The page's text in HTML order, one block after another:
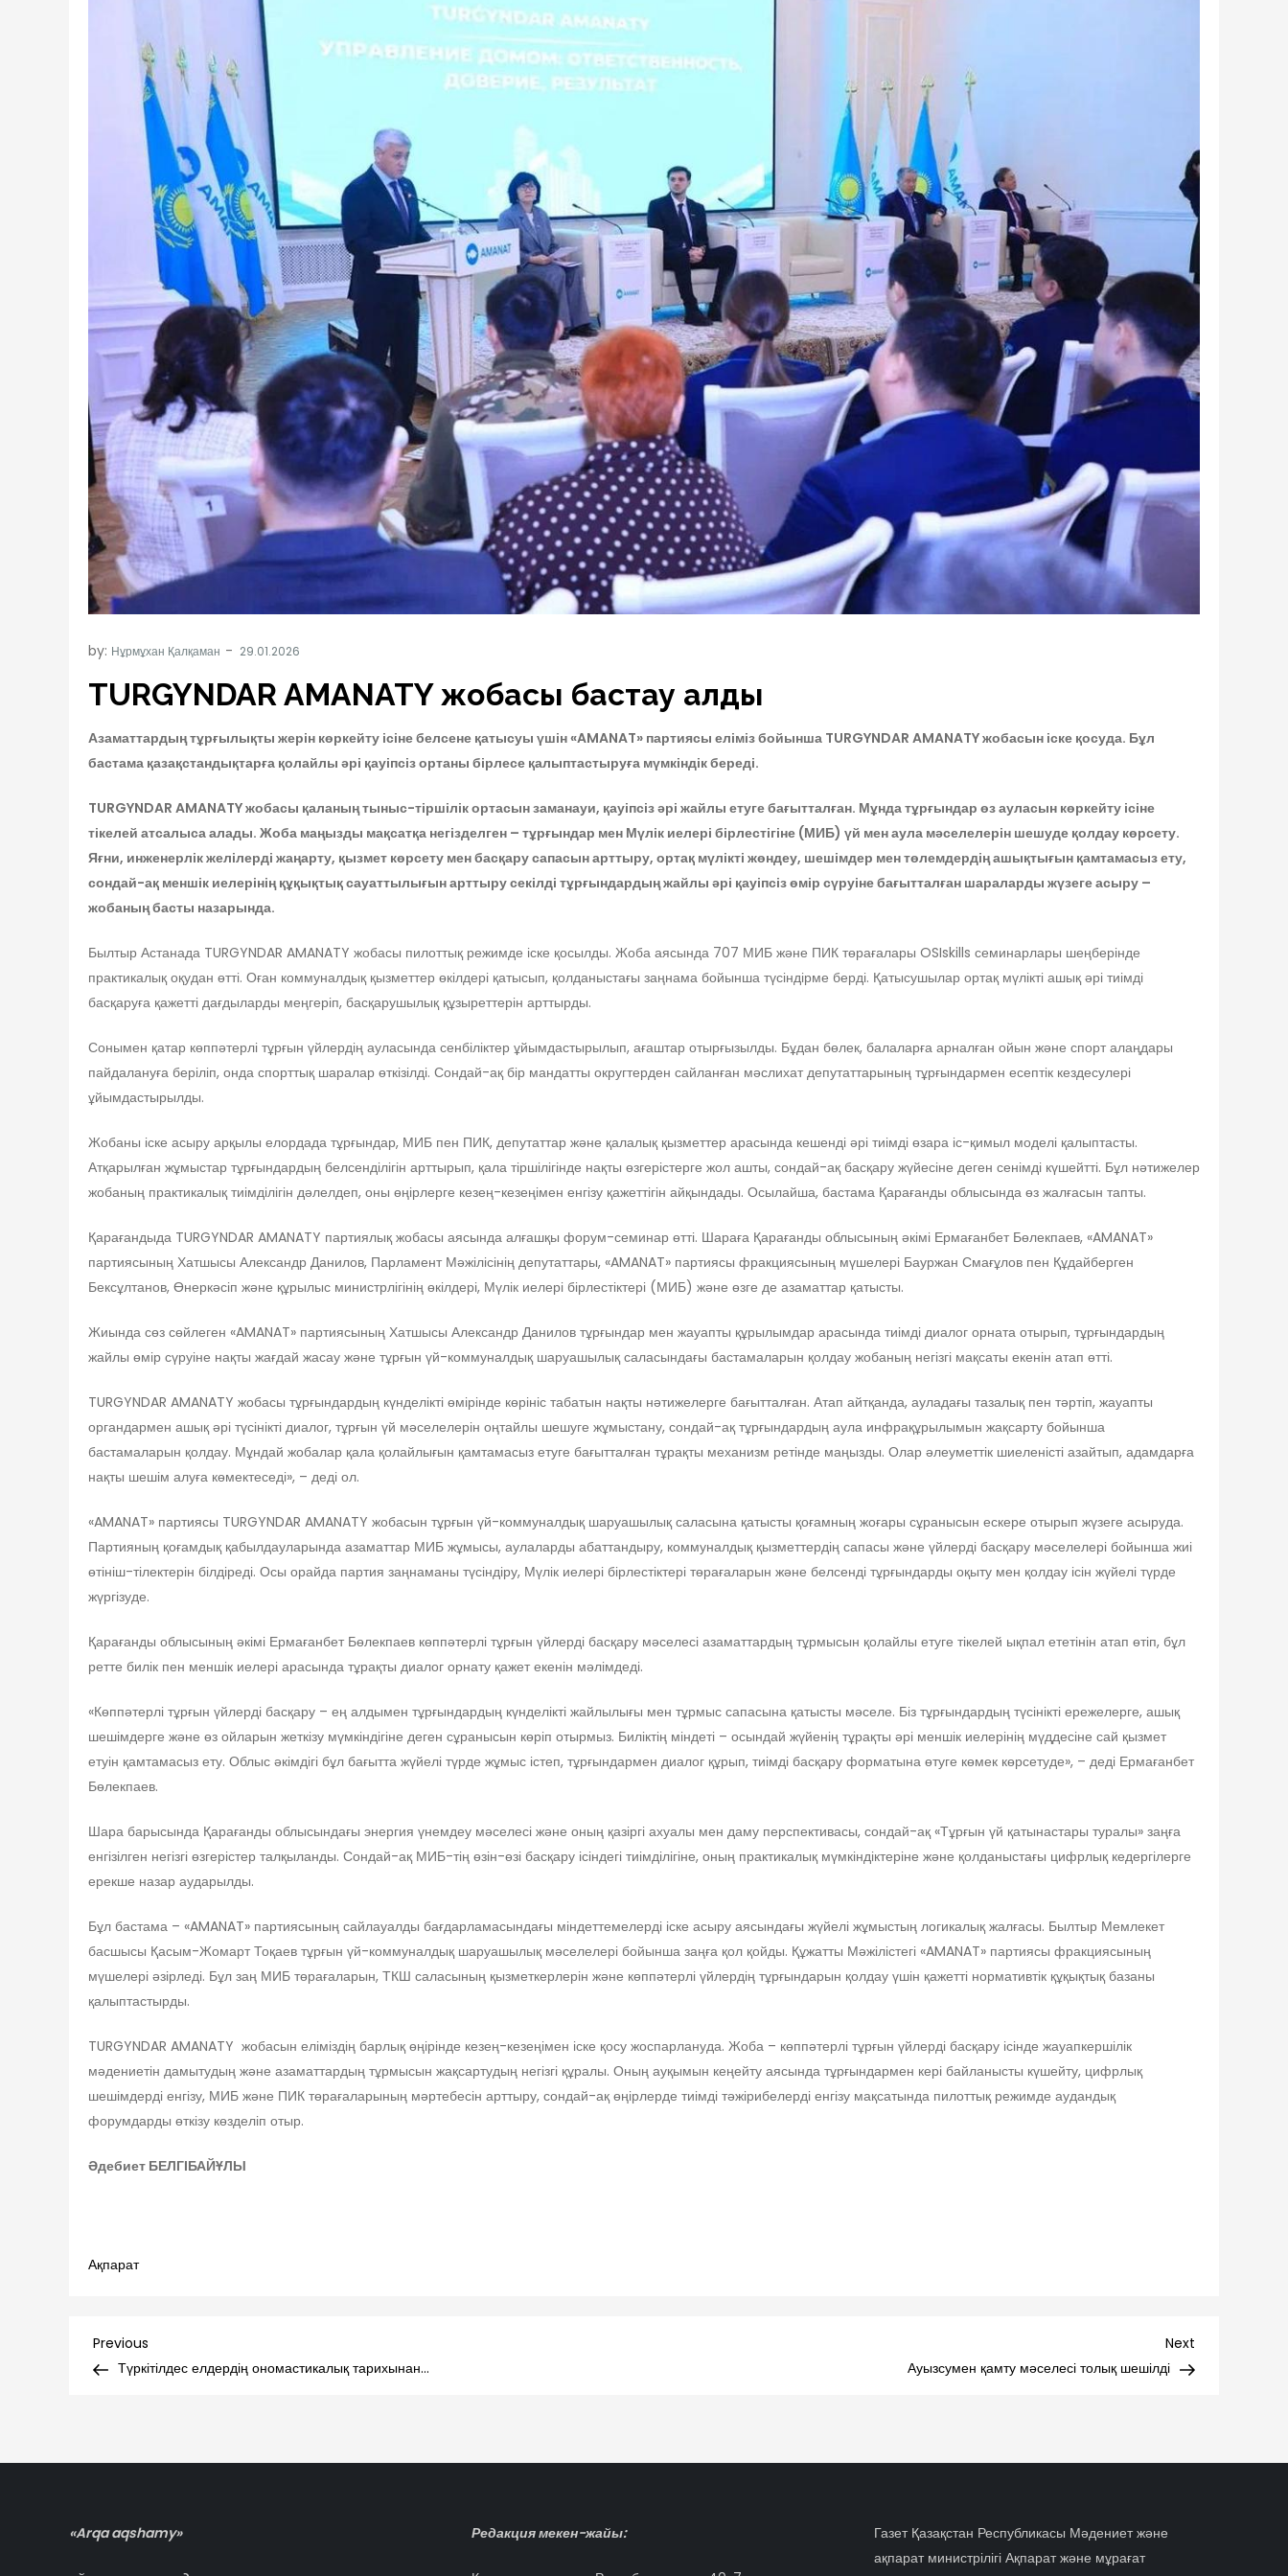
by: Нұрмұхан Қалқаман
TURGYNDAR AMANATY жобасы бастау алды
Азаматтардың тұрғылықты жерін көркейту ісіне белсене қатысуы үшін «AMANAT» партиясы еліміз бойынша TURGYNDAR AMANATY жобасын іске қосуда. Бұл
бастама қазақстандықтарға қолайлы әрі қауіпсіз ортаны бірлесе қалыптастыруға мүмкіндік береді.
TURGYNDAR AMANATY жобасы қаланың тыныс-тіршілік ортасын заманауи, қауіпсіз әрі жайлы етуге бағытталған. Мұнда тұрғындар өз ауласын көркейту ісіне
тікелей атсалыса алады. Жоба маңызды мақсатқа негізделген – тұрғындар мен Мүлік иелері бірлестігіне (МИБ) үй мен аула мәселелерін шешуде қолдау көрсету.
Яғни, инженерлік желілерді жаңарту, қызмет көрсету мен басқару сапасын арттыру, ортақ мүлікті жөндеу, шешімдер мен төлемдердің ашықтығын қамтамасыз ету,
сондай-ақ меншік иелерінің құқықтық сауаттылығын арттыру секілді тұрғындардың жайлы әрі қауіпсіз өмір сүруіне бағытталған шараларды жүзеге асыру –
жобаның басты назарында.
Былтыр Астанада TURGYNDAR AMANATY жобасы пилоттық режимде іске қосылды. Жоба аясында 707 МИБ және ПИК төрағалары OSIskills семинарлары шеңберінде
практикалық оқудан өтті. Оған коммуналдық қызметтер өкілдері қатысып, қолданыстағы заңнама бойынша түсіндірме берді. Қатысушылар ортақ мүлікті ашық әрі тиімді
басқаруға қажетті дағдыларды меңгеріп, басқарушылық құзыреттерін арттырды.
Сонымен қатар көппәтерлі тұрғын үйлердің ауласында сенбіліктер ұйымдастырылып, ағаштар отырғызылды. Бұдан бөлек, балаларға арналған ойын және спорт алаңдары
пайдалануға беріліп, онда спорттық шаралар өткізілді. Сондай-ақ бір мандатты округтерден сайланған мәслихат депутаттарының тұрғындармен есептік кездесулері
ұйымдастырылды.
Жобаны іске асыру арқылы елордада тұрғындар, МИБ пен ПИК, депутаттар және қалалық қызметтер арасында кешенді әрі тиімді өзара іс-қимыл моделі қалыптасты.
Атқарылған жұмыстар тұрғындардың белсенділігін арттырып, қала тіршілігінде нақты өзгерістерге жол ашты, сондай-ақ басқару жүйесіне деген сенімді күшейтті. Бұл нәтижелер
жобаның практикалық тиімділігін дәлелдеп, оны өңірлерге кезең-кезеңімен енгізу қажеттігін айқындады. Осылайша, бастама Қарағанды облысында өз жалғасын тапты.
Қарағандыда TURGYNDAR AMANATY партиялық жобасы аясында алғашқы форум-семинар өтті. Шараға Қарағанды облысының әкімі Ермағанбет Бөлекпаев, «AMANAT»
партиясының Хатшысы Александр Данилов, Парламент Мәжілісінің депутаттары, «AMANAT» партиясы фракциясының мүшелері Бауржан Смағұлов пен Құдайберген
Бексұлтанов, Өнеркәсіп және құрылыс министрлігінің өкілдері, Мүлік иелері бірлестіктері (МИБ) және өзге де азаматтар қатысты.
Жиында сөз сөйлеген «AMANAT» партиясының Хатшысы Александр Данилов тұрғындар мен жауапты құрылымдар арасында тиімді диалог орната отырып, тұрғындардың
жайлы өмір сүруіне нақты жағдай жасау және тұрғын үй-коммуналдық шаруашылық саласындағы бастамаларын қолдау жобаның негізгі мақсаты екенін атап өтті.
TURGYNDAR AMANATY жобасы тұрғындардың күнделікті өмірінде көрініс табатын нақты нәтижелерге бағытталған. Атап айтқанда, ауладағы тазалық пен тәртіп, жауапты
органдармен ашық әрі түсінікті диалог, тұрғын үй мәселелерін оңтайлы шешуге жұмыстану, сондай-ақ тұрғындардың аула инфрақұрылымын жақсарту бойынша
бастамаларын қолдау. Мұндай жобалар қала қолайлығын қамтамасыз етуге бағытталған тұрақты механизм ретінде маңызды. Олар әлеуметтік шиеленісті азайтып, адамдарға
нақты шешім алуға көмектеседі», – деді ол.
«AMANAT» партиясы TURGYNDAR AMANATY жобасын тұрғын үй-коммуналдық шаруашылық саласына қатысты қоғамның жоғары сұранысын ескере отырып жүзеге асыруда.
Партияның қоғамдық қабылдауларында азаматтар МИБ жұмысы, аулаларды абаттандыру, коммуналдық қызметтердің сапасы және үйлерді басқару мәселелері бойынша жиі
өтініш-тілектерін білдіреді. Осы орайда партия заңнаманы түсіндіру, Мүлік иелері бірлестіктері төрағаларын және белсенді тұрғындарды оқыту мен қолдау ісін жүйелі түрде
жүргізуде.
Қарағанды облысының әкімі Ермағанбет Бөлекпаев көппәтерлі тұрғын үйлерді басқару мәселесі азаматтардың тұрмысын қолайлы етуге тікелей ықпал ететінін атап өтіп, бұл
ретте билік пен меншік иелері арасында тұрақты диалог орнату қажет екенін мәлімдеді.
«Көппәтерлі тұрғын үйлерді басқару – ең алдымен тұрғындардың күнделікті жайлылығы мен тұрмыс сапасына қатысты мәселе. Біз тұрғындардың түсінікті ережелерге, ашық
шешімдерге және өз ойларын жеткізу мүмкіндігіне деген сұранысын көріп отырмыз. Биліктің міндеті – осындай жүйенің тұрақты әрі меншік иелерінің мүддесіне сай қызмет
етуін қамтамасыз ету. Облыс әкімдігі бұл бағытта жүйелі түрде жұмыс істеп, тұрғындармен диалог құрып, тиімді басқару форматына өтуге көмек көрсетуде», – деді Ермағанбет
Бөлекпаев.
Шара барысында Қарағанды облысындағы энергия үнемдеу мәселесі және оның қазіргі ахуалы мен даму перспективасы, сондай-ақ «Тұрғын үй қатынастары туралы» заңға
енгізілген негізгі өзгерістер талқыланды. Сондай-ақ МИБ-тің өзін-өзі басқару ісіндегі тиімділігіне, оның практикалық мүмкіндіктеріне және қолданыстағы цифрлық кедергілерге
ерекше назар аударылды.
Бұл бастама – «AMANAT» партиясының сайлауалды бағдарламасындағы міндеттемелерді іске асыру аясындағы жүйелі жұмыстың логикалық жалғасы. Былтыр Мемлекет
басшысы Қасым-Жомарт Тоқаев тұрғын үй-коммуналдық шаруашылық мәселелері бойынша заңға қол қойды. Құжатты Мәжілістегі «AMANAT» партиясы фракциясының
мүшелері әзірледі. Бұл заң МИБ төрағаларын, ТКШ саласының қызметкерлерін және көппәтерлі үйлердің тұрғындарын қолдау үшін қажетті нормативтік құқықтық базаны
қалыптастырды.
TURGYNDAR AMANATY жобасын еліміздің барлық өңірінде кезең-кезеңімен іске қосу жоспарлануда. Жоба – көппәтерлі тұрғын үйлерді басқару ісінде жауапкершілік
мәдениетін дамытудың және азаматтардың тұрмысын жақсартудың негізгі құралы. Оның ауқымын кеңейту аясында тұрғындармен кері байланысты күшейту, цифрлық
шешімдерді енгізу, МИБ және ПИК төрағаларының мәртебесін арттыру, сондай-ақ өңірлерде тиімді тәжірибелерді енгізу мақсатында пилоттық режимде аудандық
форумдарды өткізу көзделіп отыр.
Әдебиет БЕЛГІБАЙҰЛЫ
Ақпарат
Навигация
Previous
Post
Previous
Түркітілдес елдердің ономастикалық тарихынан…
Post
Next
Ауызсумен қамту мәселесі толық шешілді
«Arqa aqshamy» Редакция мекен-жайы:
Газет Қазақстан Республикасы Мәдениет және
ақпарат министрілігі Ақпарат және мұрағат